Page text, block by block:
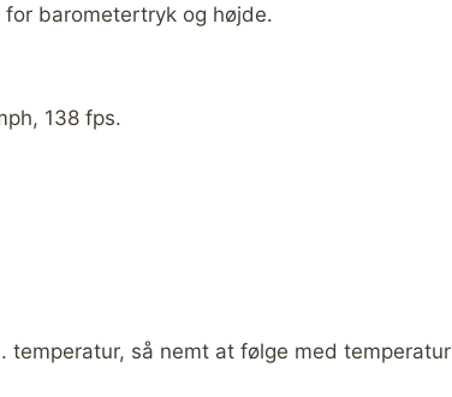
barometertryk og højde.
138 fps.
temperatur, så nemt at følge med temperatur